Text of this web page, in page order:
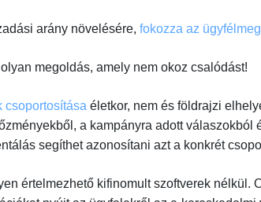
arány növelésére, fokozza az
megoldás, amely nem okoz csalódást!
csoportosítása életkor, nem és földrajzi
a kampányra adott
segíthet azonosítani azt a konkrét
értelmezhető kifinomult szoftverek nélkül.